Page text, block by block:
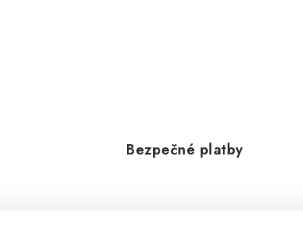
Bezpečné platby